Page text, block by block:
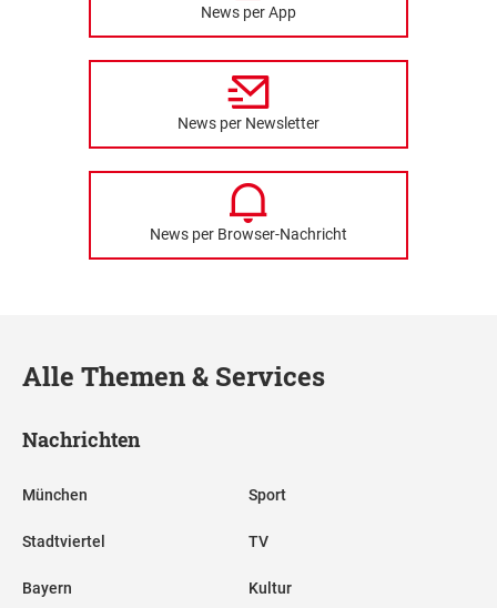
News per App
News per Newsletter
News per Browser-Nachricht
Alle Themen & Services
Nachrichten
München
Stadtviertel
Bayern
Sport
TV
Kultur